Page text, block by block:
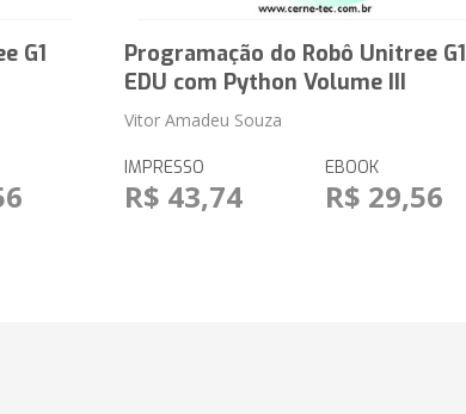
G1
Programação do Robô Unitree G1
EDU com Python Volume III
Vitor Amadeu Souza
IMPRESSO
R$ 43,74
EBOOK
R$ 29,56